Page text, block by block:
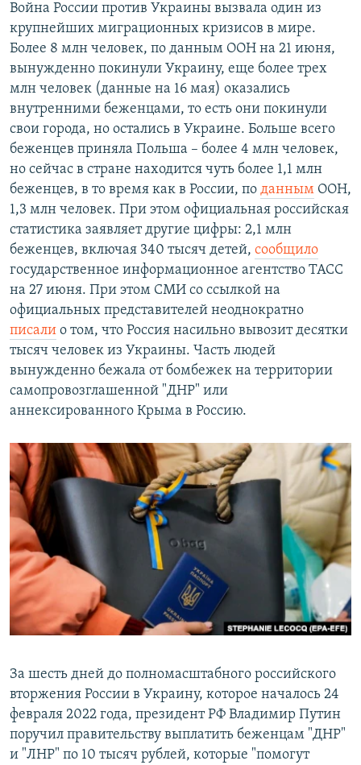
Война России против Украины вызвала один из
крупнейших миграционных кризисов в мире.
Более 8 млн человек, по данным ООН на 21 июня,
вынужденно покинули Украину, еще более трех
млн человек (данные на 16 мая) оказались
внутренними беженцами, то есть они покинули
свои города, но остались в Украине. Больше всего
беженцев приняла Польша – более 4 млн человек,
но сейчас в стране находится чуть более 1,1 млн
беженцев, в то время как в России, по данным ООН,
1,3 млн человек. При этом официальная российская
статистика заявляет другие цифры: 2,1 млн
беженцев, включая 340 тысяч детей, сообщило
государственное информационное агентство ТАСС
на 27 июня. При этом СМИ со ссылкой на
официальных представителей неоднократно
писали о том, что Россия насильно вывозит десятки
тысяч человек из Украины. Часть людей
вынужденно бежала от бомбежек на территории
самопровозглашенной "ДНР" или
аннексированного Крыма в Россию.
За шесть дней до полномасштабного российского
вторжения России в Украину, которое началось 24
февраля 2022 года, президент РФ Владимир Путин
поручил правительству выплатить беженцам "ДНР"
и "ЛНР" по 10 тысяч рублей, которые "помогут